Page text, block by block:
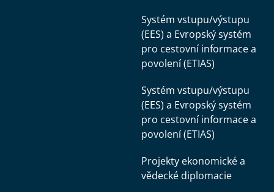
Systém vstupu/výstupu
(EES) a Evropský systém
pro cestovní informace a
povolení (ETIAS)
Systém vstupu/výstupu
(EES) a Evropský systém
pro cestovní informace a
povolení (ETIAS)
Projekty ekonomické a
vědecké diplomacie